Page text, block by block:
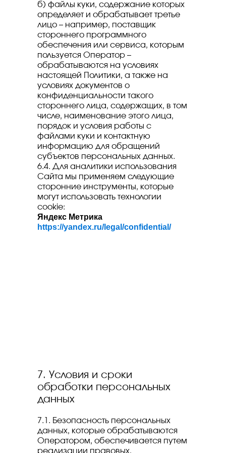
б) файлы куки, содержание которых
определяет и обрабатывает третье
лицо – например, поставщик
стороннего программного
обеспечения или сервиса, которым
пользуется Оператор –
обрабатываются на условиях
настоящей Политики, а также на
условиях документов о
конфиденциальности такого
стороннего лица, содержащих, в том
числе, наименование этого лица,
порядок и условия работы с
файлами куки и контактную
информацию для обращений
субъектов персональных данных.
6.4. Для аналитики использования
Сайта мы применяем следующие
сторонние инструменты, которые
могут использовать технологии
cookie:
Яндекс Метрика
https://yandex.ru/legal/confidential/
7. Условия и сроки
обработки персональных
данных
7.1. Безопасность персональных
данных, которые обрабатываются
Оператором, обеспечивается путем
реализации правовых,